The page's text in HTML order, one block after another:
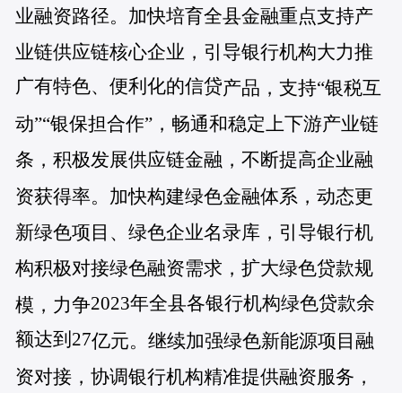
业融资路径。加快培育全县金融重点支持产
业链供应链核心企业，引导银行机构大力推
广有特色、便利化的信贷产品，支持“银税互
动”“银保担合作”，畅通和稳定上下游产业链
条，积极发展供应链金融，不断提高企业融
资获得率。加快构建绿色金融体系，动态更
新绿色项目、绿色企业名录库，引导银行机
构积极对接绿色融资需求，扩大绿色贷款规
模，力争2023年全县各银行机构绿色贷款余
额达到27亿元。继续加强绿色新能源项目融
资对接，协调银行机构精准提供融资服务，